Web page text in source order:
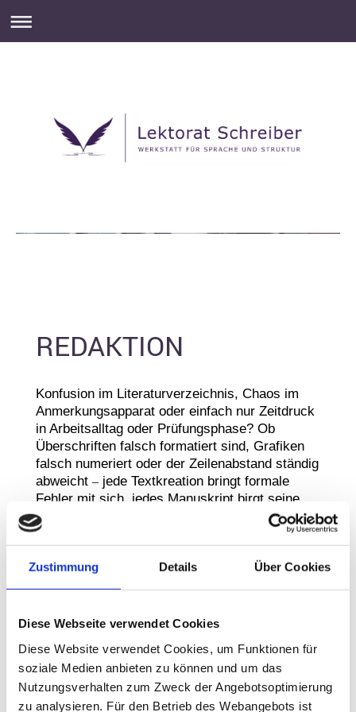
Zustimmung Details Über Cookies
Diese Webseite verwendet Cookies
Diese Website verwendet Cookies, um Funktionen für
soziale Medien anbieten zu können und um das
Nutzungsverhalten zum Zweck der Angebotsoptimierung
zu analysieren. Für den Betrieb des Webangebots ist
REDAKTION
Konfusion im Literaturverzeichnis, Chaos im
Anmerkungsapparat oder einfach nur Zeitdruck
in Arbeitsalltag oder Prüfungsphase? Ob
Überschriften falsch formatiert sind, Grafiken
falsch numeriert oder der Zeilenabstand ständig
abweicht–jede Textkreation bringt formale
Fehler mit sich, jedes Manuskript birgt seine
Tücken. Nicht immer aber reichen Zeitbudget
und Geduld auch für deren Tilgung. Verständnis
wird ein Autor bei Dozenten, Verlegern oder
Kunden gleichwohl nur selten dafür finden. Eine
professionelle Textredaktion trägt dazu bei,
Ausweis der textlichen Güte
Die Form eines Textes ist zugleich ein Ausweis